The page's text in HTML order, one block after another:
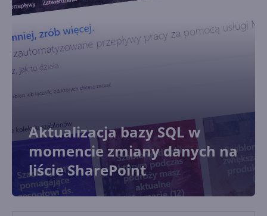
Aktualizacja bazy SQL w
momencie zmiany danych na
liście SharePoint